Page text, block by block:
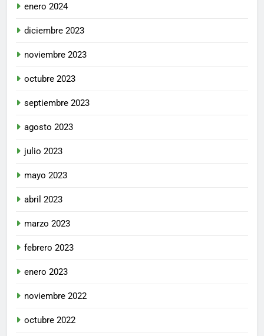
enero 2024
diciembre 2023
noviembre 2023
octubre 2023
septiembre 2023
agosto 2023
julio 2023
mayo 2023
abril 2023
marzo 2023
febrero 2023
enero 2023
noviembre 2022
octubre 2022